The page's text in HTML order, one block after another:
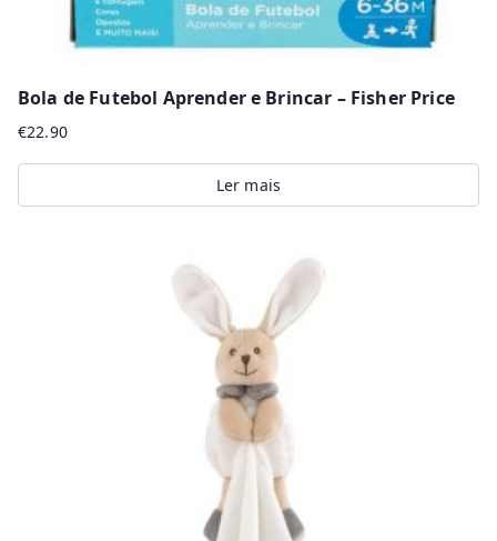
Bola de Futebol Aprender e Brincar – Fisher Price
€22.90
Ler mais